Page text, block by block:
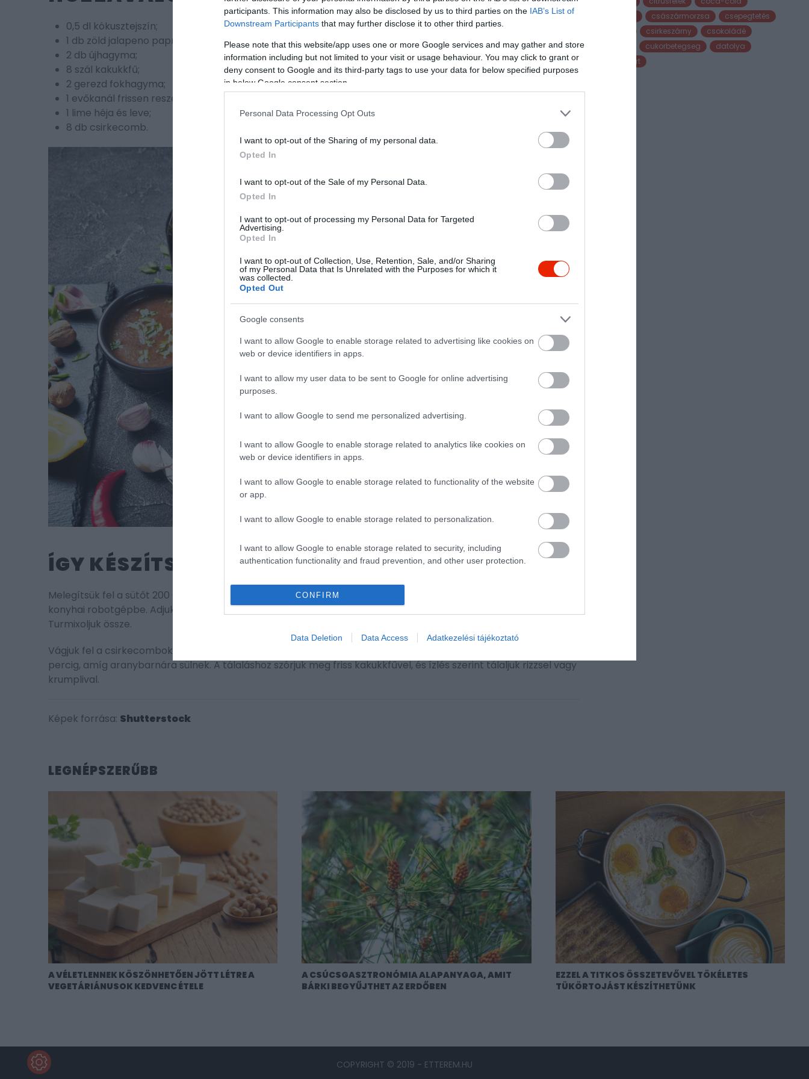
participants. This information may also be disclosed by us to third parties on the IAB’s List of
Downstream Participants that may further disclose it to other third parties.
Please note that this website/app uses one or more Google services and may gather and store
information including but not limited to your visit or usage behaviour. You may click to grant or
deny consent to Google and its third-party tags to use your data for below specified purposes
in below Google consent section.
Personal Data Processing Opt Outs
I want to opt-out of the Sharing of my personal data.
Opted In
I want to opt-out of the Sale of my Personal Data.
Opted In
I want to opt-out of processing my Personal Data for Targeted
Advertising.
Opted In
I want to opt-out of Collection, Use, Retention, Sale, and/or Sharing
of my Personal Data that Is Unrelated with the Purposes for which it
was collected.
Opted Out
Google consents
I want to allow Google to enable storage related to advertising like cookies on
web or device identifiers in apps.
I want to allow my user data to be sent to Google for online advertising
purposes.
I want to allow Google to send me personalized advertising.
I want to allow Google to enable storage related to analytics like cookies on
web or device identifiers in apps.
I want to allow Google to enable storage related to functionality of the website
or app.
I want to allow Google to enable storage related to personalization.
I want to allow Google to enable storage related to security, including
authentication functionality and fraud prevention, and other user protection.
CONFIRM
Data Deletion Data Access Adatkezelési tájékoztató
császármorzsa
csepegtetés
csirkeszárny
csokoládé
cukorbetegseg
datolya
desszert
0,5 dl kókusztejszín;
1 db zöld jalapeno paprika ;
2 db újhagyma;
8 szál kakukkfű;
2 gerezd fokhagyma;
1 evőkanál frissen reszelt gyömbér;
1 lime héja és leve;
8 db csirkecomb.
ÍGY KÉSZÍTSÜK EL:
Melegítsük fel a sütőt 200 Celsius-fokra. A növényeket aprítsuk fel és a fűszerekkel együtt dobjuk bele egy
konyhai robotgépbe. Adjuk hozzá a kókusztejszínt, majd facsarjuk bele a lime levét és reszeljük rá a héját.
Turmixoljuk össze.
Vágjuk fel a csirkecombokat, majd alaposan kenjük be a külsejüket a jerk szósszal. Süssük a sütőben 45-50
percig, amíg aranybarnára sülnek. A tálaláshoz szórjuk meg friss kakukkfűvel, és ízlés szerint tálaljuk rizzsel vagy
krumplival.
Képek forrása: Shutterstock
LEGNÉPSZERŰBB
A VÉLETLENNEK KÖSZÖNHETŐEN JÖTT LÉTRE A
VEGETÁRIÁNUSOK KEDVENC ÉTELE
A CSÚCSGASZTRONÓMIA ALAPANYAGA, AMIT
BÁRKI BEGYŰJTHET AZ ERDŐBEN
EZZEL A TITKOS ÖSSZETEVŐVEL TÖKÉLETES
TÜKÖRTOJÁST KÉSZÍTHETÜNK
COPYRIGHT © 2019 - ETTEREM.HU